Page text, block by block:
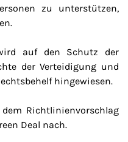
zu unterstützen,
auf den Schutz der
der Verteidigung und
hingewiesen.
Richtlinienvorschlag
Deal nach.